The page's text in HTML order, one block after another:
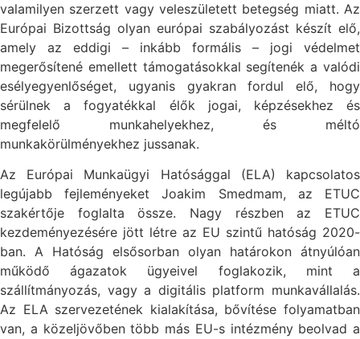
valamilyen szerzett vagy veleszületett betegség miatt. Az
Európai Bizottság olyan európai szabályozást készít elő,
amely az eddigi – inkább formális – jogi védelmet
megerősítené emellett támogatásokkal segítenék a valódi
esélyegyenlőséget, ugyanis gyakran fordul elő, hogy
sérülnek a fogyatékkal élők jogai, képzésekhez és
megfelelő munkahelyekhez, és méltó
munkakörülményekhez jussanak.
Az Európai Munkaügyi Hatósággal (ELA) kapcsolatos
legújabb fejleményeket Joakim Smedmam, az ETUC
szakértője foglalta össze. Nagy részben az ETUC
kezdeményezésére jött létre az EU szintű hatóság 2020-
ban. A Hatóság elsősorban olyan határokon átnyúlóan
működő ágazatok ügyeivel foglakozik, mint a
szállítmányozás, vagy a digitális platform munkavállalás.
Az ELA szervezetének kialakítása, bővítése folyamatban
van, a közeljövőben több más EU-s intézmény beolvad a